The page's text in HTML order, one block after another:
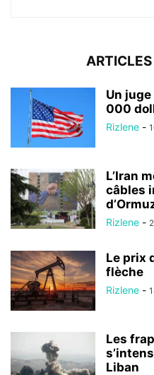
Un
000
Rizlene -
L’Iran
câbles
Rizlene -
Le prix
flèche
Rizlene -
Les
Liban